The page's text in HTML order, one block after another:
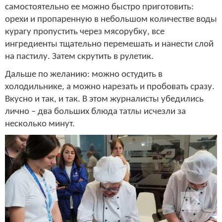
самостоятельно ее можно быстро приготовить:
орехи и пропаренную в небольшом количестве воды
курагу пропустить через мясорубку, все
ингредиенты тщательно перемешать и нанести слой
на пастилу. Затем скрутить в рулетик.
Дальше по желанию: можно остудить в
холодильнике, а можно нарезать и пробовать сразу.
Вкусно и так, и так. В этом журналисты убедились
лично – два больших блюда татлы исчезли за
несколько минут.